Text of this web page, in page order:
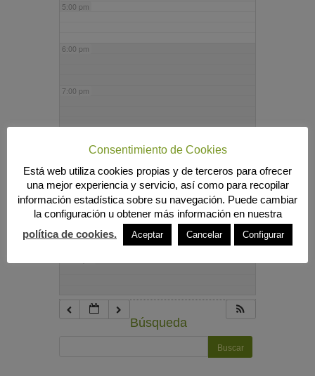
5:00 pm
6:00 pm
7:00 pm
9:00 pm
10:00 pm
Búsqueda
Consentimiento de Cookies
Está web utiliza cookies propias y de terceros para ofrecer
una mejor experiencia y servicio, así como para recopilar
información estadística sobre su navegación. Puede cambiar
la configuración u obtener más información en nuestra
política de cookies.
Aceptar Cancelar Configurar